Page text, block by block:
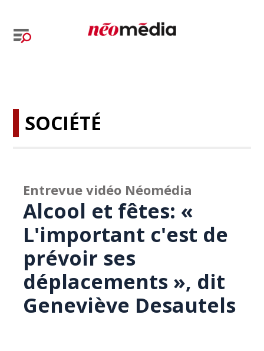
SOCIÉTÉ
Entrevue vidéo Néomédia
Alcool et fêtes: «
L'important c'est de
prévoir ses
déplacements », dit
Geneviève Desautels